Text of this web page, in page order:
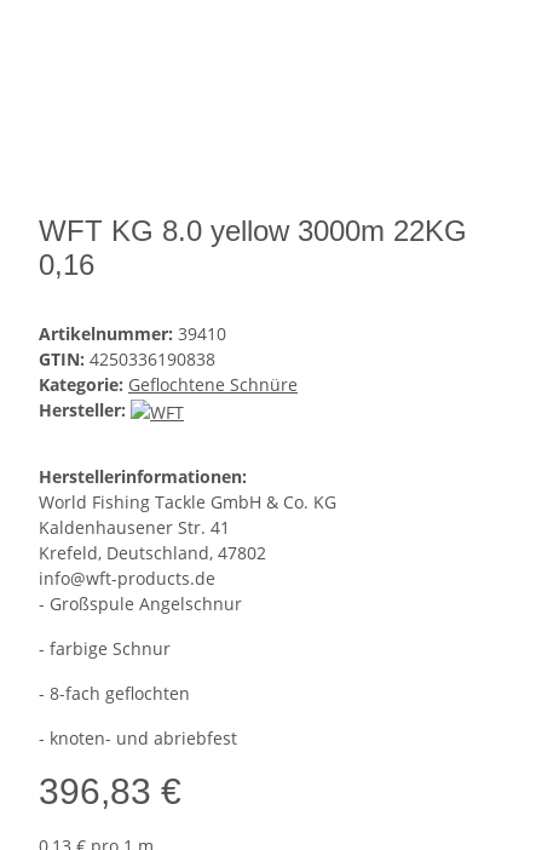
WFT KG 8.0 yellow 3000m 22KG
0,16
Artikelnummer: 39410
GTIN: 4250336190838
Kategorie: Geflochtene Schnüre
Hersteller:
Herstellerinformationen:
World Fishing Tackle GmbH & Co. KG
Kaldenhausener Str. 41
Krefeld, Deutschland, 47802
info@wft-products.de
- Großspule Angelschnur
- farbige Schnur
- 8-fach geflochten
- knoten- und abriebfest
396,83 €